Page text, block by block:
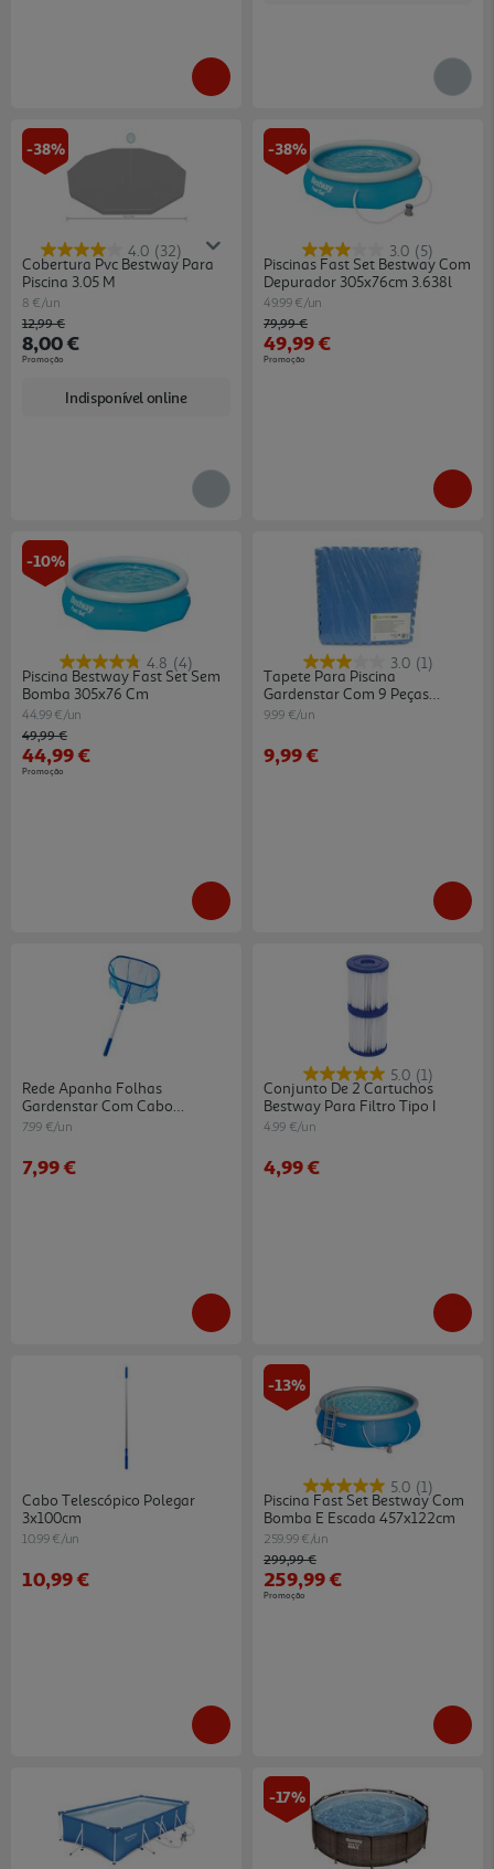
-38%
4.0 (32)
Cobertura Pvc Bestway Para
Piscina 3.05 M
8 €/un
Price reduced from
12,99 €to
8,00 €
Promoção
Indisponível online
-38%
3.0 (5)
Piscinas Fast Set Bestway Com
Depurador 305x76cm 3.638l
49.99 €/un
Price reduced from
79,99 €to
49,99 €
Promoção
-10%
4.8 (4)
Piscina Bestway Fast Set Sem
Bomba 305x76 Cm
44.99 €/un
Price reduced from
49,99 €to
44,99 €
Promoção
3.0 (1)
Tapete Para Piscina
Gardenstar Com 9 Peças
50x50cm
9.99 €/un
9,99 €
Rede Apanha Folhas
Gardenstar Com Cabo
Telescópio
7.99 €/un
7,99 €
5.0 (1)
Conjunto De 2 Cartuchos
Bestway Para Filtro Tipo I
4.99 €/un
4,99 €
Cabo Telescópico Polegar
3x100cm
10.99 €/un
10,99 €
-13%
5.0 (1)
Piscina Fast Set Bestway Com
Bomba E Escada 457x122cm
259.99 €/un
Price reduced from
299,99 €to
259,99 €
Promoção
-17%